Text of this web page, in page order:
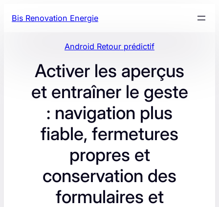
auBis Renovation Energie
Android Retour prédictif
Activer les aperçus
et entraîner le geste
: navigation plus
fiable, fermetures
propres et
conservation des
formulaires et